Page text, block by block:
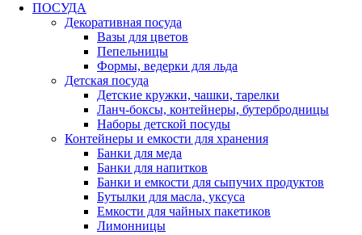
ПОСУДА
Декоративная посуда
Вазы для цветов
Пепельницы
Формы, ведерки для льда
Детская посуда
Детские кружки, чашки, тарелки
Ланч-боксы, контейнеры, бутербродницы
Наборы детской посуды
Контейнеры и емкости для хранения
Банки для меда
Банки для напитков
Банки и емкости для сыпучих продуктов
Бутылки для масла, уксуса
Емкости для чайных пакетиков
Лимонницы